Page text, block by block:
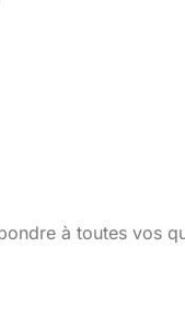
à toutes vos